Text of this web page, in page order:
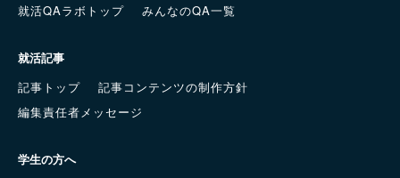
就活QAラボトップ
みんなのQA一覧
就活記事
記事トップ
記事コンテンツの制作方針
編集責任者メッセージ
学生の方へ